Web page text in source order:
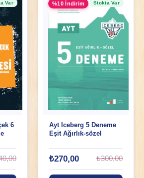
Var
6
%10 İndirim Stokta Var
Ayt Iceberg 5 Deneme
Eşit Ağırlık-sözel
₺270,00 ₺300,00